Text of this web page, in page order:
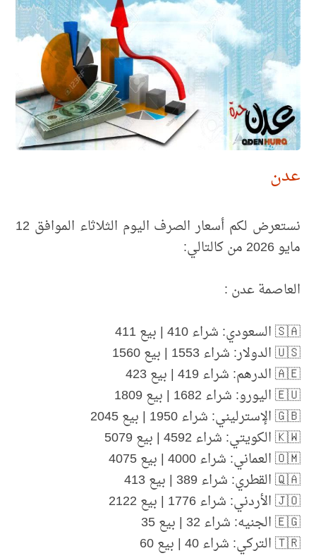
عدن
نستعرض لكم أسعار الصرف اليوم الثلاثاء الموافق 12
مايو 2026 من كالتالي:
العاصمة عدن :
🇸🇦 السعودي: شراء 410 | بيع 411
🇺🇸 الدولار: شراء 1553 | بيع 1560
🇦🇪 الدرهم: شراء 419 | بيع 423
🇪🇺 اليورو: شراء 1682 | بيع 1809
🇬🇧 الإسترليني: شراء 1950 | بيع 2045
🇰🇼 الكويتي: شراء 4592 | بيع 5079
🇴🇲 العماني: شراء 4000 | بيع 4075
🇶🇦 القطري: شراء 389 | بيع 413
🇯🇴 الأردني: شراء 1776 | بيع 2122
🇪🇬 الجنيه: شراء 32 | بيع 35
🇹🇷 التركي: شراء 40 | بيع 60